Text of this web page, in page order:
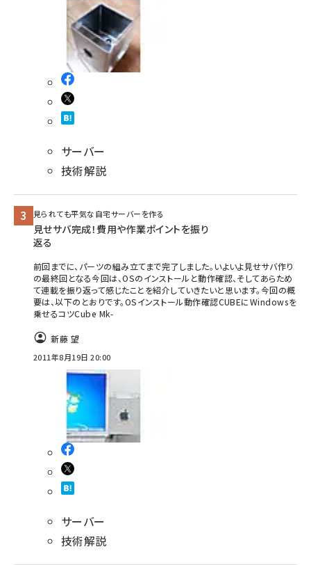
サーバー
技術解説
見られても平気な自宅サーバーを作る
見せサバ完成！費用や作業ポイントを振り
返る
前回までに、パーツの組み立てまで完了しました。いよいよ見せサバ作り
の最終回となる今回は、OSのインストールと動作確認、そしてあらため
て連載を振り返って感じたことを紹介していきたいと思います。今回の概
要は、以下のとおりです。OSインストール動作確認CUBEにWindowsを
乗せるコツCube Mk-
新藤 望
2011年8月19日 20:00
サーバー
技術解説